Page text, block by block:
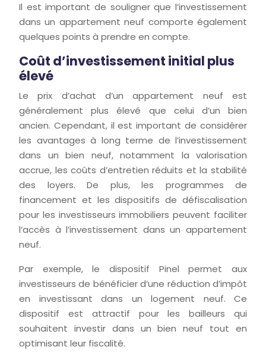
Il est important de souligner que l’investissement
dans un appartement neuf comporte également
quelques points à prendre en compte.
Coût d’investissement initial plus
élevé
Le prix d’achat d’un appartement neuf est
généralement plus élevé que celui d’un bien
ancien. Cependant, il est important de considérer
les avantages à long terme de l’investissement
dans un bien neuf, notamment la valorisation
accrue, les coûts d’entretien réduits et la stabilité
des loyers. De plus, les programmes de
financement et les dispositifs de défiscalisation
pour les investisseurs immobiliers peuvent faciliter
l’accès à l’investissement dans un appartement
neuf.
Par exemple, le dispositif Pinel permet aux
investisseurs de bénéficier d’une réduction d’impôt
en investissant dans un logement neuf. Ce
dispositif est attractif pour les bailleurs qui
souhaitent investir dans un bien neuf tout en
optimisant leur fiscalité.